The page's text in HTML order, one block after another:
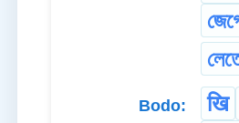
Bodo: खि